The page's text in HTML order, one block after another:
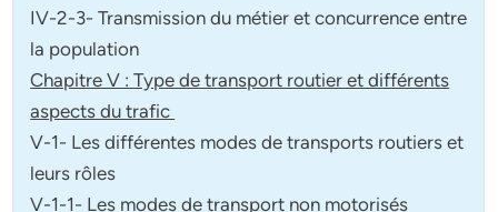
IV-2-3- Transmission du métier et concurrence entre
la population
Chapitre V : Type de transport routier et différents
aspects du trafic
V-1- Les différentes modes de transports routiers et
leurs rôles
V-1-1- Les modes de transport non motorisés